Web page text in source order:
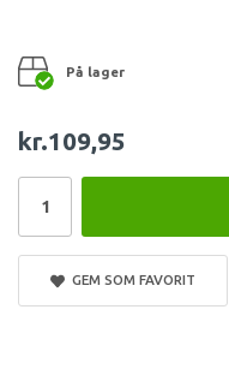
På lager
kr.109,95
GEM SOM FAVORIT